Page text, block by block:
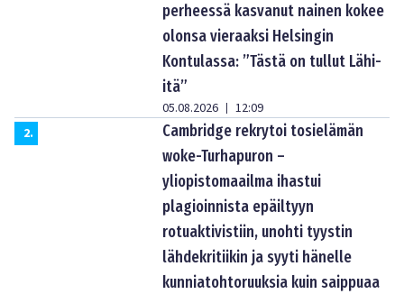
perheessä kasvanut nainen kokee
olonsa vieraaksi Helsingin
Kontulassa: ”Tästä on tullut Lähi-
itä”
05.08.2026 | 12:09
2.
Cambridge rekrytoi tosielämän
woke-Turhapuron –
yliopistomaailma ihastui
plagioinnista epäiltyyn
rotuaktivistiin, unohti tyystin
lähdekritiikin ja syyti hänelle
kunniatohtoruuksia kuin saippuaa